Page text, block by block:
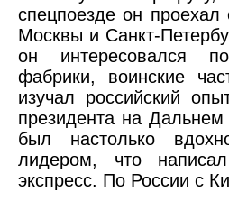
спецпоезде он
Москвы и Санкт-
он интересовался
фабрики, воинские
изучал российский
президента на Дальнем
был настолько
лидером, что
экспресс. По России с